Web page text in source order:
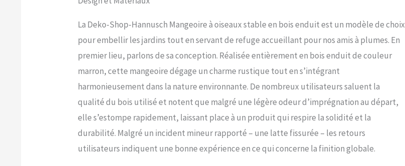
La Deko-Shop-Hannusch Mangeoire à oiseaux stable en bois enduit est un modèle de choix
pour embellir les jardins tout en servant de refuge accueillant pour nos amis à plumes. En
premier lieu, parlons de sa conception. Réalisée entièrement en bois enduit de couleur
marron, cette mangeoire dégage un charme rustique tout en s’intégrant
harmonieusement dans la nature environnante. De nombreux utilisateurs saluent la
qualité du bois utilisé et notent que malgré une légère odeur d’imprégnation au départ,
elle s’estompe rapidement, laissant place à un produit qui respire la solidité et la
durabilité. Malgré un incident mineur rapporté – une latte fissurée – les retours
utilisateurs indiquent une bonne expérience en ce qui concerne la finition globale.